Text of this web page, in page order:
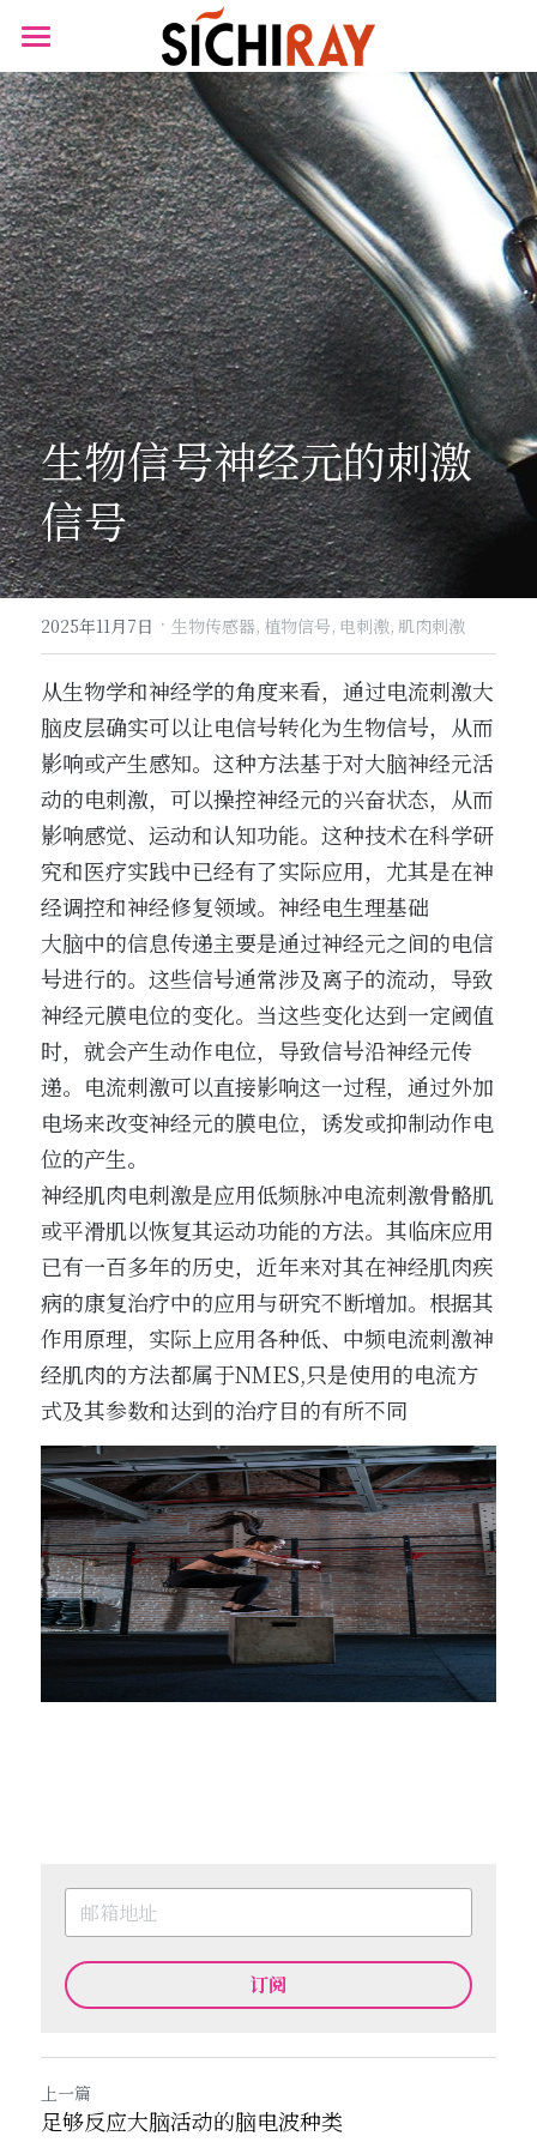
首页
产品商城
产品知识库
BLOG
B站视频
关于我们
搜索
生物信号神经元的刺激
信号
2025年11月7日 · 生物传感器, 植物信号, 电刺激, 肌肉刺激
从生物学和神经学的角度来看，通过电流刺激大
脑皮层确实可以让电信号转化为生物信号，从而
影响或产生感知。这种方法基于对大脑神经元活
动的电刺激，可以操控神经元的兴奋状态，从而
影响感觉、运动和认知功能。这种技术在科学研
究和医疗实践中已经有了实际应用，尤其是在神
经调控和神经修复领域。神经电生理基础
大脑中的信息传递主要是通过神经元之间的电信
号进行的。这些信号通常涉及离子的流动，导致
神经元膜电位的变化。当这些变化达到一定阈值
时，就会产生动作电位，导致信号沿神经元传
递。电流刺激可以直接影响这一过程，通过外加
电场来改变神经元的膜电位，诱发或抑制动作电
位的产生。
神经肌肉电刺激是应用低频脉冲电流刺激骨骼肌
或平滑肌以恢复其运动功能的方法。其临床应用
已有一百多年的历史，近年来对其在神经肌肉疾
病的康复治疗中的应用与研究不断增加。根据其
作用原理，实际上应用各种低、中频电流刺激神
经肌肉的方法都属于NMES,只是使用的电流方
式及其参数和达到的治疗目的有所不同
订阅
上一篇
足够反应大脑活动的脑电波种类
商品分类
可穿戴设备
生物传感器